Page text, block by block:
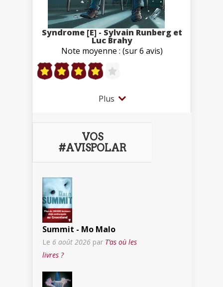
Syndrome [E] - Sylvain Runberg et
Luc Brahy
Note moyenne : (sur 6 avis)
Plus
VOS
#AVISPOLAR
Summit - Mo Malo
Le 6 août 2026 par T’as où les
livres ?